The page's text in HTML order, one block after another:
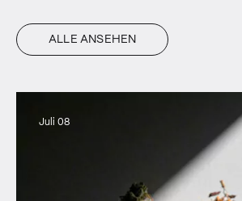
ALLE ANSEHEN
Juli 08